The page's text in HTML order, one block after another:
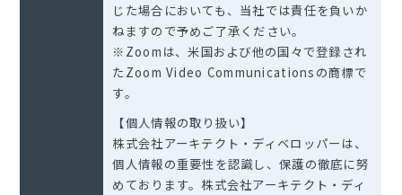
じた場合においても、当社では責任を負いか
ねますので予めご了承ください。
※Zoomは、米国および他の国々で登録され
たZoom Video Communicationsの商標で
す。
【個人情報の取り扱い】
株式会社アーキテクト・ディベロッパーは、
個人情報の重要性を認識し、保護の徹底に努
めております。株式会社アーキテクト・ディ